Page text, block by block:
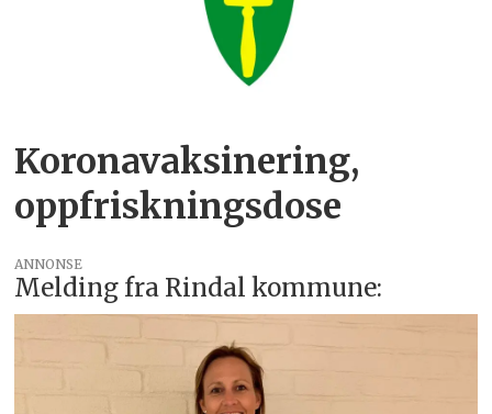
Koronavaksinering,
oppfriskningsdose
ANNONSE
Melding fra Rindal kommune: